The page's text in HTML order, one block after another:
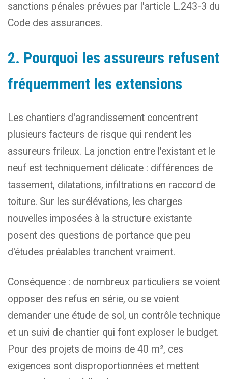
sanctions pénales prévues par l'article L.243-3 du
Code des assurances.
2. Pourquoi les assureurs refusent
fréquemment les extensions
Les chantiers d'agrandissement concentrent
plusieurs facteurs de risque qui rendent les
assureurs frileux. La jonction entre l'existant et le
neuf est techniquement délicate : différences de
tassement, dilatations, infiltrations en raccord de
toiture. Sur les surélévations, les charges
nouvelles imposées à la structure existante
posent des questions de portance que peu
d'études préalables tranchent vraiment.
Conséquence : de nombreux particuliers se voient
opposer des refus en série, ou se voient
demander une étude de sol, un contrôle technique
et un suivi de chantier qui font exploser le budget.
Pour des projets de moins de 40 m², ces
exigences sont disproportionnées et mettent